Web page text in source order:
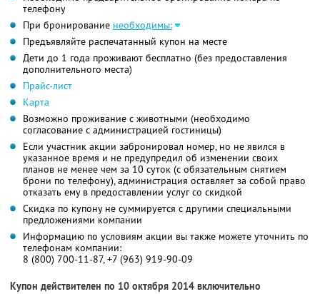
телефону
При бронирование необходимы:
Предъявляйте распечатанный купон на месте
Дети до 1 года проживают бесплатно (без предоставления
дополнительного места)
Прайс-лист
Карта
Возможно проживание с животными (необходимо
согласование с администрацией гостиницы)
Если участник акции забронировал номер, но не явился в
указанное время и не предупредил об изменении своих
планов не менее чем за 10 суток (с обязательным снятием
брони по телефону), администрация оставляет за собой право
отказать ему в предоставлении услуг со скидкой
Скидка по купону не суммируется с другими специальными
предложениями компании
Информацию по условиям акции вы также можете уточнить по
телефонам компании:
8 (800) 700-11-87, +7 (963) 919-90-09
Купон действителен по 10 октября 2014 включительно